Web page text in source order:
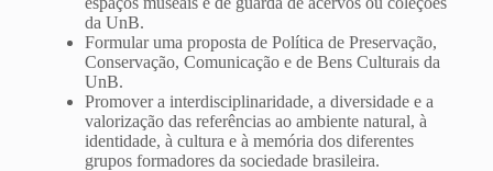
da UnB.
Formular uma proposta de Política de Preservação,
Conservação, Comunicação e de Bens Culturais da
UnB.
Promover a interdisciplinaridade, a diversidade e a
valorização das referências ao ambiente natural, à
identidade, à cultura e à memória dos diferentes
grupos formadores da sociedade brasileira.